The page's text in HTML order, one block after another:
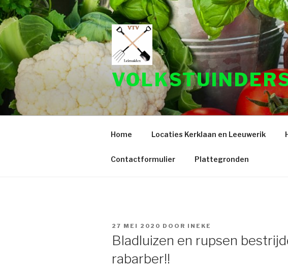
Naar
de
inhoud
springen
Home Locaties Kerklaan en Leeuwerik
Contactformulier Plattegronden
GEPLAATST
27 MEI 2020 DOOR INEKE
Bladluizen en rupsen
rabarber!!